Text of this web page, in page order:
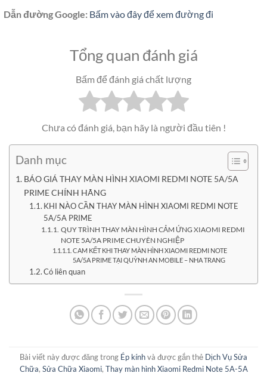
Dẫn đường Google: Bấm vào đây để xem đường đi
Tổng quan đánh giá
Bấm để đánh giá chất lượng
Chưa có đánh giá, bạn hãy là người đầu tiên !
Danh mục
BÁO GIÁ THAY MÀN HÌNH XIAOMI REDMI NOTE 5A/5A
PRIME CHÍNH HÃNG
KHI NÀO CẦN THAY MÀN HÌNH XIAOMI REDMI NOTE
5A/5A PRIME
QUY TRÌNH THAY MÀN HÌNH CẢM ỨNG XIAOMI REDMI
NOTE 5A/5A PRIME CHUYÊN NGHIỆP
CAM KẾT KHI THAY MÀN HÌNH XIAOMI REDMI NOTE
5A/5A PRIME TẠI QUỲNH AN MOBILE – NHA TRANG
Có liên quan
Bài viết này được đăng trong Ép kínhvà được gắn thẻ Dịch Vụ Sửa
Chữa, Sửa Chữa Xiaomi, Thay màn hình Xiaomi Redmi Note 5A-5A